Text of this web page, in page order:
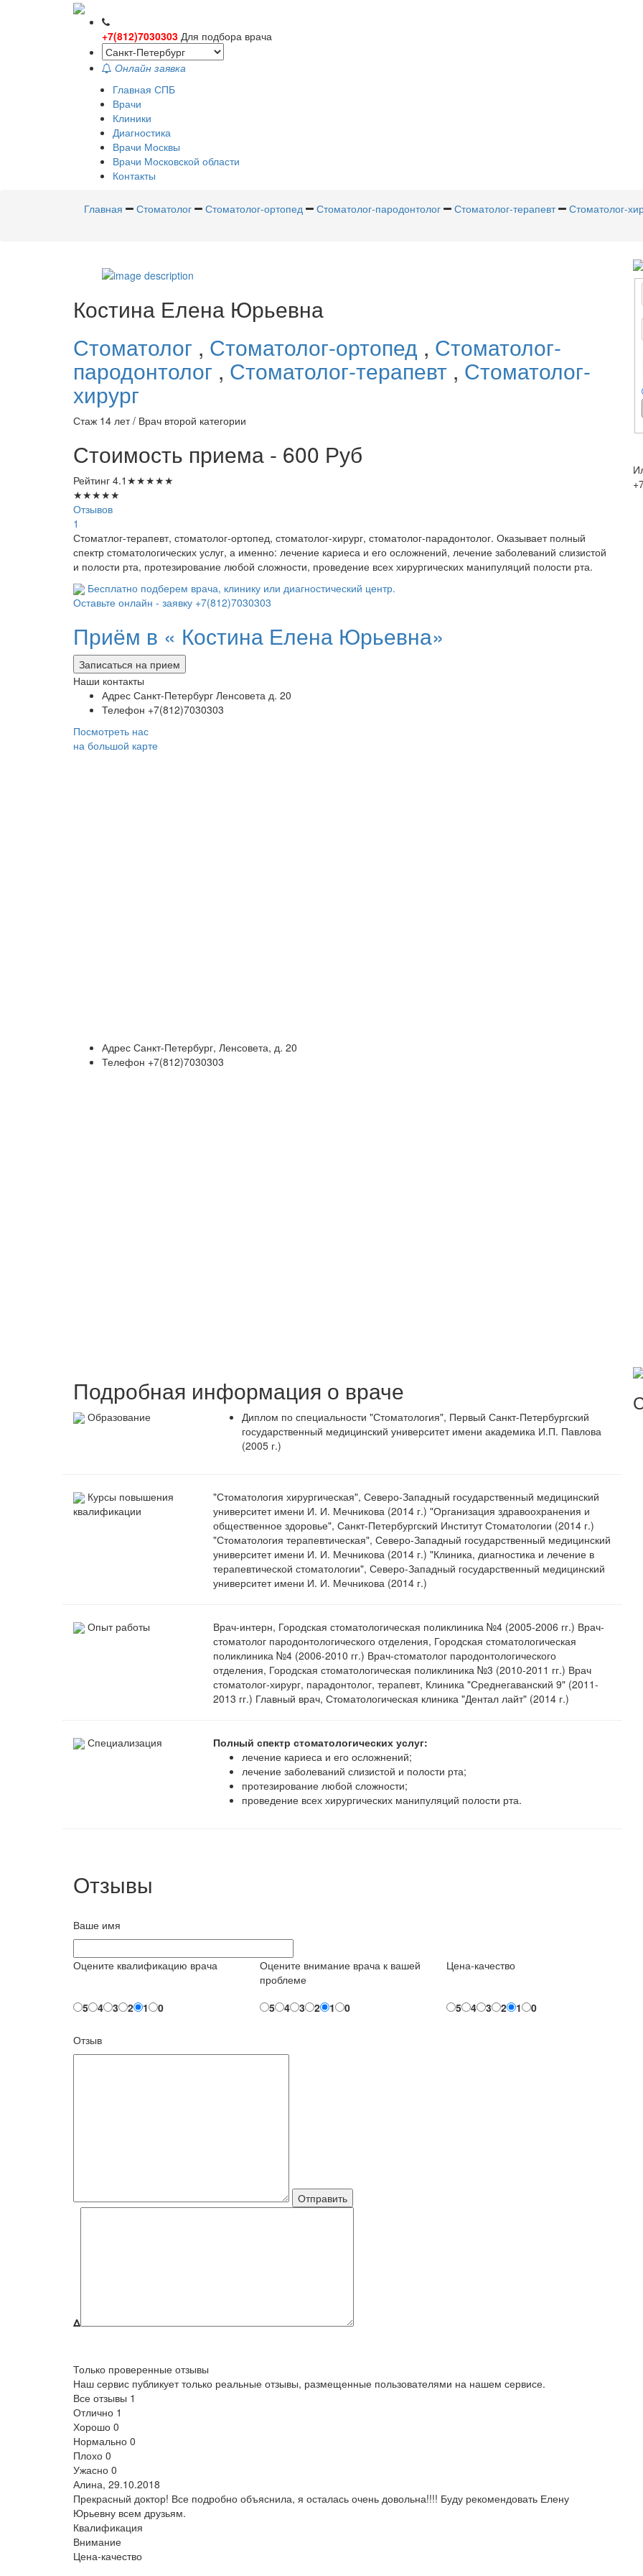
+7(812)7030303 Для подбора врача
Онлайн заявка
Главная СПБ
Врачи
Клиники
Диагностика
Врачи Москвы
Врачи Московской области
Контакты
Главная Стоматолог Стоматолог-ортопед Стоматолог-пародонтолог Стоматолог-терапевт Стоматолог-
Костина Елена Юрьевна
Стоматолог , Стоматолог-ортопед , Стоматолог-
пародонтолог , Стоматолог-терапевт , Стоматолог-
хирург
Стаж 14 лет / Врач второй категории
Стоимость приема - 600 Руб
Рейтинг 4.1 ★★★★★
★★★★★
Отзывов
1
Стоматлог-терапевт, стоматолог-ортопед, стоматолог-хирург, стоматолог-парадонтолог. Оказывает полный
спектр стоматологических услуг, а именно: лечение кариеса и его осложнений, лечение заболеваний слизистой
и полости рта, протезирование любой сложности, проведение всех хирургических манипуляций полости рта.
Бесплатно подберем врача, клинику или диагностический центр.
Оставьте онлайн - заявку +7(812)7030303
Приём в « Костина Елена Юрьевна»
Записаться на прием
Наши контакты
Адрес Санкт-Петербург Ленсовета д. 20
Телефон +7(812)7030303
Посмотреть нас
на большой карте
Адрес Санкт-Петербург, Ленсовета, д. 20
Телефон +7(812)7030303
Подробная информация о враче
Образование
Диплом по специальности "Стоматология", Первый Санкт-Петербургский
государственный медицинский университет имени академика И.П. Павлова
(2005 г.)
Курсы повышения
квалификации
"Стоматология хирургическая", Северо-Западный государственный медицинский
университет имени И. И. Мечникова (2014 г.) "Организация здравоохранения и
общественное здоровье", Санкт-Петербургский Институт Стоматологии (2014 г.)
"Стоматология терапевтическая", Северо-Западный государственный медицинский
университет имени И. И. Мечникова (2014 г.) "Клиника, диагностика и лечение в
терапевтической стоматологии", Северо-Западный государственный медицинский
университет имени И. И. Мечникова (2014 г.)
Опыт работы
Врач-интерн, Городская стоматологическая поликлиника №4 (2005-2006 гг.) Врач-
стоматолог пародонтологического отделения, Городская стоматологическая
поликлиника №4 (2006-2010 гг.) Врач-стоматолог пародонтологического
отделения, Городская стоматологическая поликлиника №3 (2010-2011 гг.) Врач
стоматолог-хирург, парадонтолог, терапевт, Клиника "Среднегаванский 9" (2011-
2013 гг.) Главный врач, Стоматологическая клиника "Дентал лайт" (2014 г.)
Специализация
Полный спектр стоматологических услуг:
лечение кариеса и его осложнений;
лечение заболеваний слизистой и полости рта;
протезирование любой сложности;
проведение всех хирургических манипуляций полости рта.
Отзывы
Ваше имя
Оцените квалификацию врача
5 4 3 2 1 0
Оцените внимание врача к вашей
проблеме
5
4 3 2 1 0
Цена-качество
5 4 3 2 1 0
Отзыв
Δ
Только проверенные отзывы
Наш сервис публикует только реальные отзывы, размещенные пользователями на нашем сервисе.
Все отзывы 1
Отлично 1
Хорошо 0
Нормально 0
Плохо 0
Ужасно 0
Алина, 29.10.2018
Прекрасный доктор! Все подробно объяснила, я осталась очень довольна!!!! Буду рекомендовать Елену
Юрьевну всем друзьям.
Квалификация
Внимание
Цена-качество